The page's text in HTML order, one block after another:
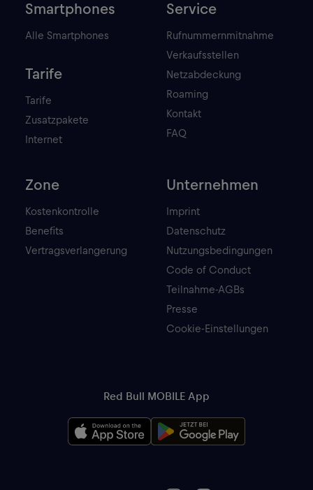
Smartphones
Alle Smartphones
Tarife
Tarife
Zusatzpakete
Internet
Service
Rufnummernmitnahme
Verkaufsstellen
Netzabdeckung
Roaming
Kontakt
FAQ
Zone
Kostenkontrolle
Benefits
Vertragsverlangerung
Unternehmen
Imprint
Datenschutz
Nutzungsbedingungen
Code of Conduct
Teilnahme-AGBs
Presse
Cookie-Einstellungen
Red Bull MOBILE App